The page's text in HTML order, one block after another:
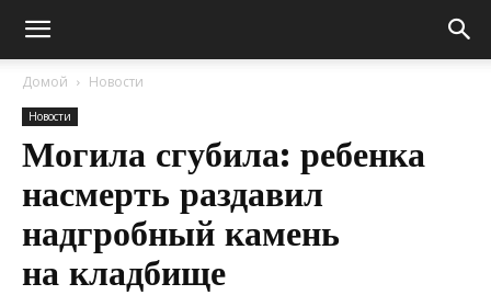
Домой Новости
Новости
Могила сгубила: ребенка
насмерть раздавил
надгробный камень
на кладбище